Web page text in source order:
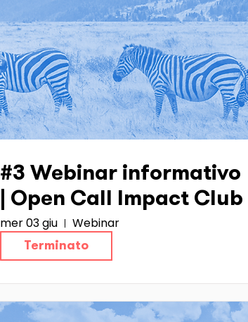
#3 Webinar informativo
| Open Call Impact Club
mer 03 giu Webinar
Terminato